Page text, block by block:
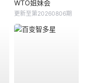
WTO姐妹会
更新至第20260806期